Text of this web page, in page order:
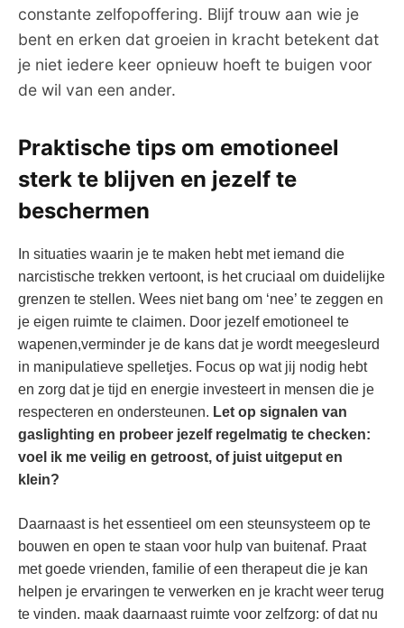
constante zelfopoffering. Blijf trouw aan wie je
bent en erken dat groeien in kracht betekent dat
je niet iedere keer opnieuw hoeft te buigen voor
de wil van een ander.
Praktische tips om emotioneel
sterk te blijven en jezelf te
beschermen
In situaties waarin je te maken hebt met iemand die
narcistische trekken vertoont, is het cruciaal om duidelijke
grenzen te stellen. Wees niet bang om ‘nee’ te zeggen en
je eigen ruimte te claimen. Door jezelf emotioneel te
wapenen,verminder je de kans dat je wordt meegesleurd
in manipulatieve spelletjes. Focus op wat jij nodig hebt
en zorg dat je tijd en energie investeert in mensen die je
respecteren en ondersteunen. Let op signalen van
gaslighting en probeer jezelf regelmatig te checken:
voel ik me veilig en getroost, of juist uitgeput en
klein?
Daarnaast is het essentieel om een steunsysteem op te
bouwen en open te staan voor hulp van buitenaf. Praat
met goede vrienden, familie of een therapeut die je kan
helpen je ervaringen te verwerken en je kracht weer terug
te vinden. maak daarnaast ruimte voor zelfzorg: of dat nu